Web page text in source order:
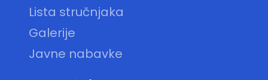
Lista stručnjaka
Galerije
Javne nabavke